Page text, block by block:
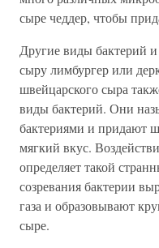
сыре чеддер, чтобы
Другие виды бактерий
сыру лимбургер или
швейцарского сыра
виды бактерий. Они
бактериями и придают
мягкий вкус.
определяет такой
созревания бактерии
газа и образовывают
сыре.